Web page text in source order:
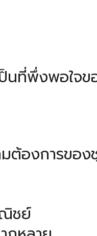
ที่พึ่งพอใจข
ต้องการของ
ชย์